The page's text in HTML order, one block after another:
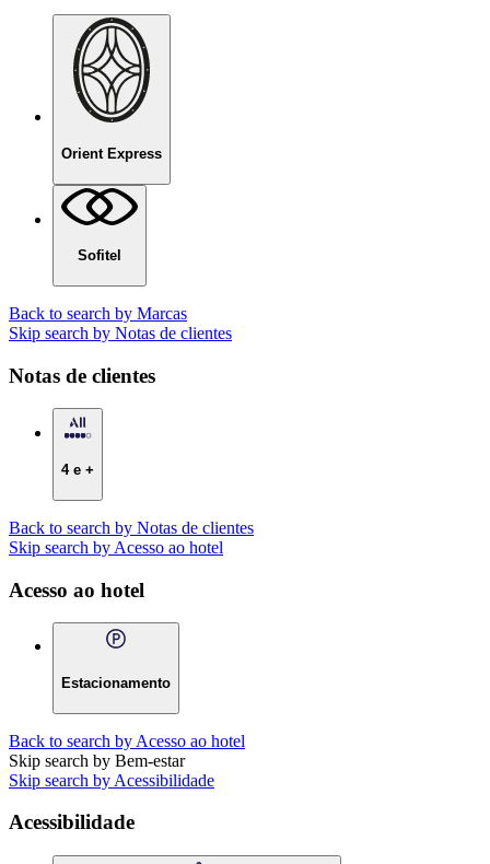
Orient Express
Sofitel
Back to search by Marcas
Skip search by Notas de clientes
Notas de clientes
4 e +
Back to search by Notas de clientes
Skip search by Acesso ao hotel
Acesso ao hotel
Estacionamento
Back to search by Acesso ao hotel
Skip search by Bem-estar
Skip search by Acessibilidade
Acessibilidade